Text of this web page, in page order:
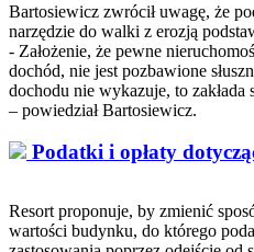
Bartosiewicz zwrócił uwagę, że
narzędzie do walki z erozją
- Założenie, że pewne
dochód, nie jest pozbawione
dochodu nie wykazuje, to
– powiedział Bartosiewicz.
Podatki i opłaty
Resort proponuje, by zmienić
wartości budynku, do którego